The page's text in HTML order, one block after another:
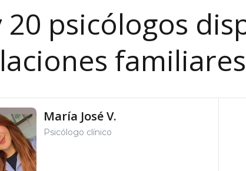
20 psicólogos
María José V.
Psicólogo clínico